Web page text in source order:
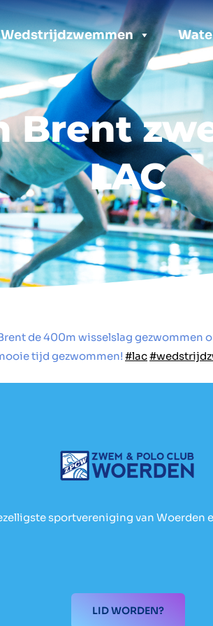
Wedstrijdzwemmen
Brent
LAC
de 400m wisselslag gezwommen
tijd gezwommen! #lac
sportvereniging van Woerden
LID WORDEN?